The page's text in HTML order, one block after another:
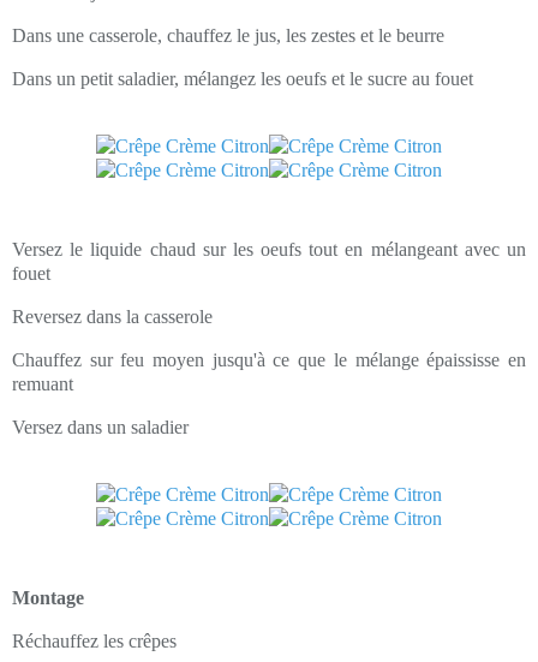
Dans une casserole, chauffez le jus, les zestes et le beurre
Dans un petit saladier, mélangez les oeufs et le sucre au fouet
Versez le liquide chaud sur les oeufs tout en mélangeant avec un
fouet
Reversez dans la casserole
Chauffez sur feu moyen jusqu'à ce que le mélange épaississe en
remuant
Versez dans un saladier
Montage
Réchauffez les crêpes